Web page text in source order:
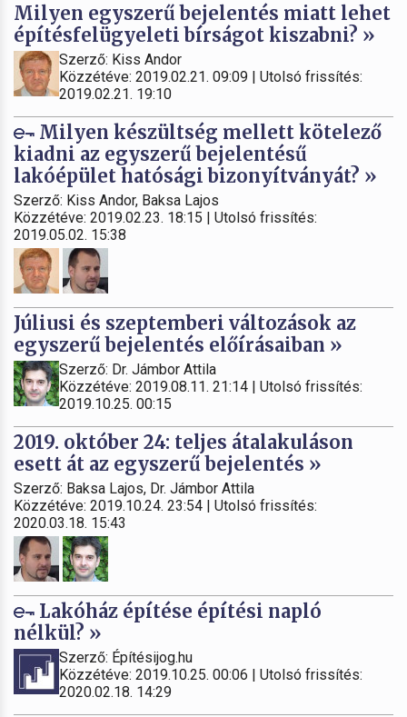
Milyen egyszerű bejelentés miatt lehet
építésfelügyeleti bírságot kiszabni? »
Szerző: Kiss Andor
Közzétéve: 2019.02.21. 09:09 | Utolsó frissítés:
2019.02.21. 19:10
Milyen készültség mellett kötelező
kiadni az egyszerű bejelentésű
lakóépület hatósági bizonyítványát? »
Szerző: Kiss Andor, Baksa Lajos
Közzétéve: 2019.02.23. 18:15 | Utolsó frissítés:
2019.05.02. 15:38
Júliusi és szeptemberi változások az
egyszerű bejelentés előírásaiban »
Szerző: Dr. Jámbor Attila
Közzétéve: 2019.08.11. 21:14 | Utolsó frissítés:
2019.10.25. 00:15
2019. október 24: teljes átalakuláson
esett át az egyszerű bejelentés »
Szerző: Baksa Lajos, Dr. Jámbor Attila
Közzétéve: 2019.10.24. 23:54 | Utolsó frissítés:
2020.03.18. 15:43
Lakóház építése építési napló
nélkül? »
Szerző: Építésijog.hu
Közzétéve: 2019.10.25. 00:06 | Utolsó frissítés:
2020.02.18. 14:29